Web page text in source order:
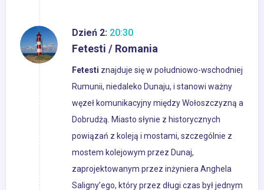
Dzień 2: 20:30
Fetesti / Romania
Fetesti znajduje się w południowo-wschodniej
Rumunii, niedaleko Dunaju, i stanowi ważny
węzeł komunikacyjny między Wołoszczyzną a
Dobrudżą. Miasto słynie z historycznych
powiązań z koleją i mostami, szczególnie z
mostem kolejowym przez Dunaj,
zaprojektowanym przez inżyniera Anghela
Saligny’ego, który przez długi czas był jednym